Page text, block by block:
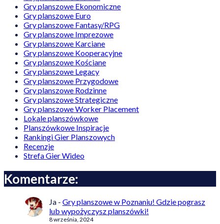
Gry planszowe Ekonomiczne
Gry planszowe Euro
Gry planszowe Fantasy/RPG
Gry planszowe Imprezowe
Gry planszowe Karciane
Gry planszowe Kooperacyjne
Gry planszowe Kościane
Gry planszowe Legacy
Gry planszowe Przygodowe
Gry planszowe Rodzinne
Gry planszowe Strategiczne
Gry planszowe Worker Placement
Lokale planszówkowe
Planszówkowe Inspiracje
Rankingi Gier Planszowych
Recenzje
Strefa Gier Wideo
Komentarze:
Ja - Gry planszowe w Poznaniu! Gdzie pograsz
lub wypożyczysz planszówki!
8 września, 2024